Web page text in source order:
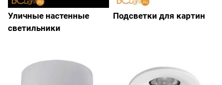
Уличные настенные
светильники
Подсветки для картин